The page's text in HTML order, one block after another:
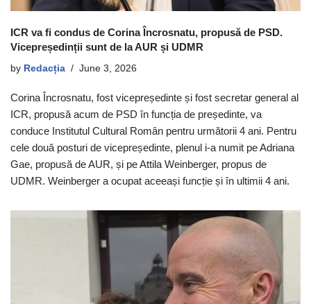
ICR va fi condus de Corina Încrosnatu, propusă de PSD.
Vicepreședinții sunt de la AUR și UDMR
by Redacția June 3, 2026
Corina Încrosnatu, fost vicepreședinte și fost secretar general al
ICR, propusă acum de PSD în funcția de președinte, va
conduce Institutul Cultural Român pentru următorii 4 ani. Pentru
cele două posturi de vicepreședinte, plenul i-a numit pe Adriana
Gae, propusă de AUR, și pe Attila Weinberger, propus de
UDMR. Weinberger a ocupat aceeași funcție și în ultimii 4 ani.